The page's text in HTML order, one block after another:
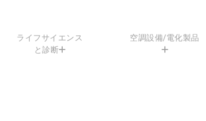
ライフサイエンス
と診断
空調設備/電化製品